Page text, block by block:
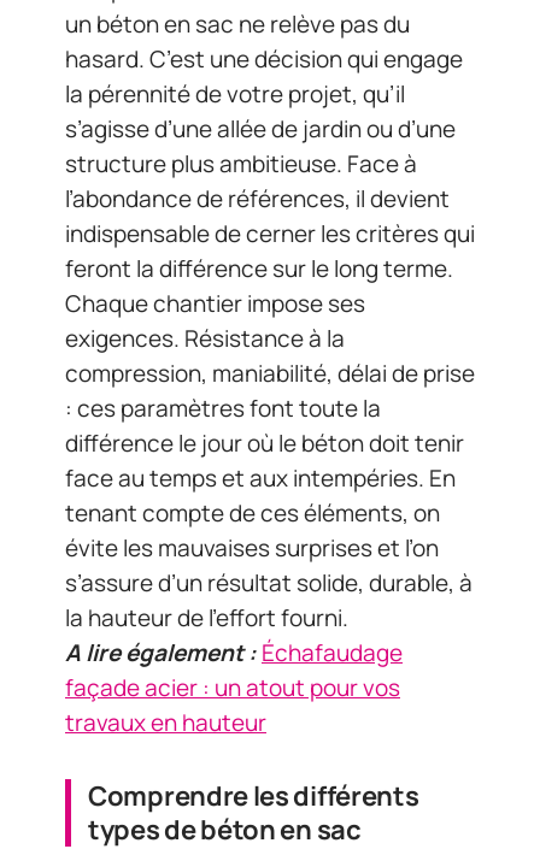
un béton en sac ne relève pas du
hasard. C’est une décision qui engage
la pérennité de votre projet, qu’il
s’agisse d’une allée de jardin ou d’une
structure plus ambitieuse. Face à
l’abondance de références, il devient
indispensable de cerner les critères qui
feront la différence sur le long terme.
Chaque chantier impose ses
exigences. Résistance à la
compression, maniabilité, délai de prise
: ces paramètres font toute la
différence le jour où le béton doit tenir
face au temps et aux intempéries. En
tenant compte de ces éléments, on
évite les mauvaises surprises et l’on
s’assure d’un résultat solide, durable, à
la hauteur de l’effort fourni.
A lire également :Échafaudage
façade acier : un atout pour vos
travaux en hauteur
Comprendre les différents
types de béton en sac